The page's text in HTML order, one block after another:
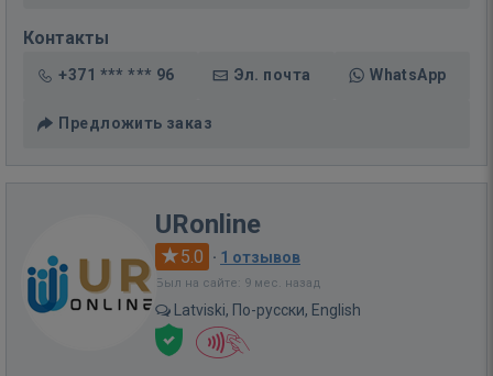
Контакты
+371 *** *** 96 Эл. почта WhatsApp
Предложить заказ
URonline
5.0 · 1 отзывов
Был на сайте: 9 мес. назад
Latviski, По-русски, English